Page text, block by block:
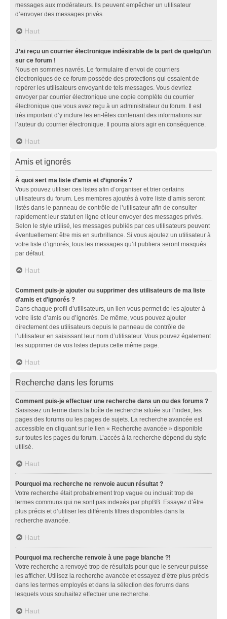
messages aux modérateurs. Ils peuvent empêcher un utilisateur
d’envoyer des messages privés.
Haut
J’ai reçu un courrier électronique indésirable de la part de quelqu’un
sur ce forum !
Nous en sommes navrés. Le formulaire d’envoi de courriers
électroniques de ce forum possède des protections qui essaient de
repérer les utilisateurs envoyant de tels messages. Vous devriez
envoyer par courrier électronique une copie complète du courrier
électronique que vous avez reçu à un administrateur du forum. Il est
très important d’y inclure les en-têtes contenant des informations sur
l’auteur du courrier électronique. Il pourra alors agir en conséquence.
Haut
Amis et ignorés
À quoi sert ma liste d’amis et d’ignorés ?
Vous pouvez utiliser ces listes afin d’organiser et trier certains
utilisateurs du forum. Les membres ajoutés à votre liste d’amis seront
listés dans le panneau de contrôle de l’utilisateur afin de consulter
rapidement leur statut en ligne et leur envoyer des messages privés.
Selon le style utilisé, les messages publiés par ces utilisateurs peuvent
éventuellement être mis en surbrillance. Si vous ajoutez un utilisateur à
votre liste d’ignorés, tous les messages qu’il publiera seront masqués
par défaut.
Haut
Comment puis-je ajouter ou supprimer des utilisateurs de ma liste
d’amis et d’ignorés ?
Dans chaque profil d’utilisateurs, un lien vous permet de les ajouter à
votre liste d’amis ou d’ignorés. De même, vous pouvez ajouter
directement des utilisateurs depuis le panneau de contrôle de
l’utilisateur en saisissant leur nom d’utilisateur. Vous pouvez également
les supprimer de vos listes depuis cette même page.
Haut
Recherche dans les forums
Comment puis-je effectuer une recherche dans un ou des forums ?
Saisissez un terme dans la boîte de recherche située sur l’index, les
pages des forums ou les pages de sujets. La recherche avancée est
accessible en cliquant sur le lien « Recherche avancée » disponible
sur toutes les pages du forum. L’accès à la recherche dépend du style
utilisé.
Haut
Pourquoi ma recherche ne renvoie aucun résultat ?
Votre recherche était probablement trop vague ou incluait trop de
termes communs qui ne sont pas indexés par phpBB. Essayez d’être
plus précis et d’utiliser les différents filtres disponibles dans la
recherche avancée.
Haut
Pourquoi ma recherche renvoie à une page blanche ?!
Votre recherche a renvoyé trop de résultats pour que le serveur puisse
les afficher. Utilisez la recherche avancée et essayez d’être plus précis
dans les termes employés et dans la sélection des forums dans
lesquels vous souhaitez effectuer une recherche.
Haut